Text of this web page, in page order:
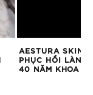
AESTURA
PHỤC HỒI LÀN
40 NĂM KHOA